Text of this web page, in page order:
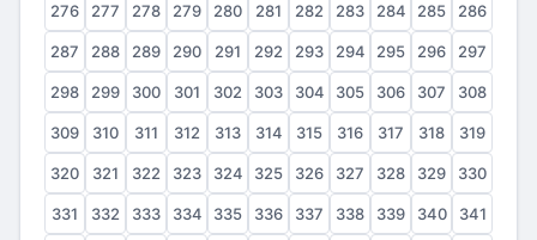
276 277 278 279 280 281 282 283 284 285 286
287 288 289 290 291 292 293 294 295 296 297
298 299 300 301 302 303 304 305 306 307 308
309 310 311 312 313 314 315 316 317 318 319
320 321 322 323 324 325 326 327 328 329 330
331 332 333 334 335 336 337 338 339 340 341